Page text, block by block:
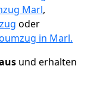
Marl,
oder
in Marl.
und erhalten